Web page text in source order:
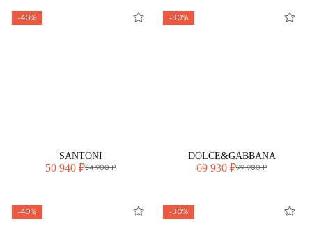
-40%
SANTONI
50 940 ₽84 900 ₽
-30%
DOLCE&GABBANA
69 930 ₽99 900 ₽
-40% -30%